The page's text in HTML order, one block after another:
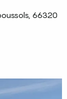
66320